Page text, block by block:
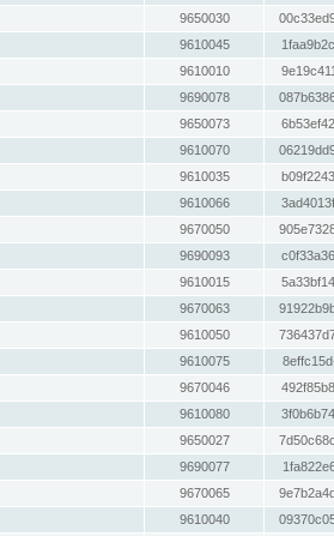
9650030
9610045
9610010
9690078
9650073
9610070
9610035
9610066
9670050
9690093
9610015
9670063
9610050
9610075
9670046
9610080
9650027
9690077
9670065
9610040